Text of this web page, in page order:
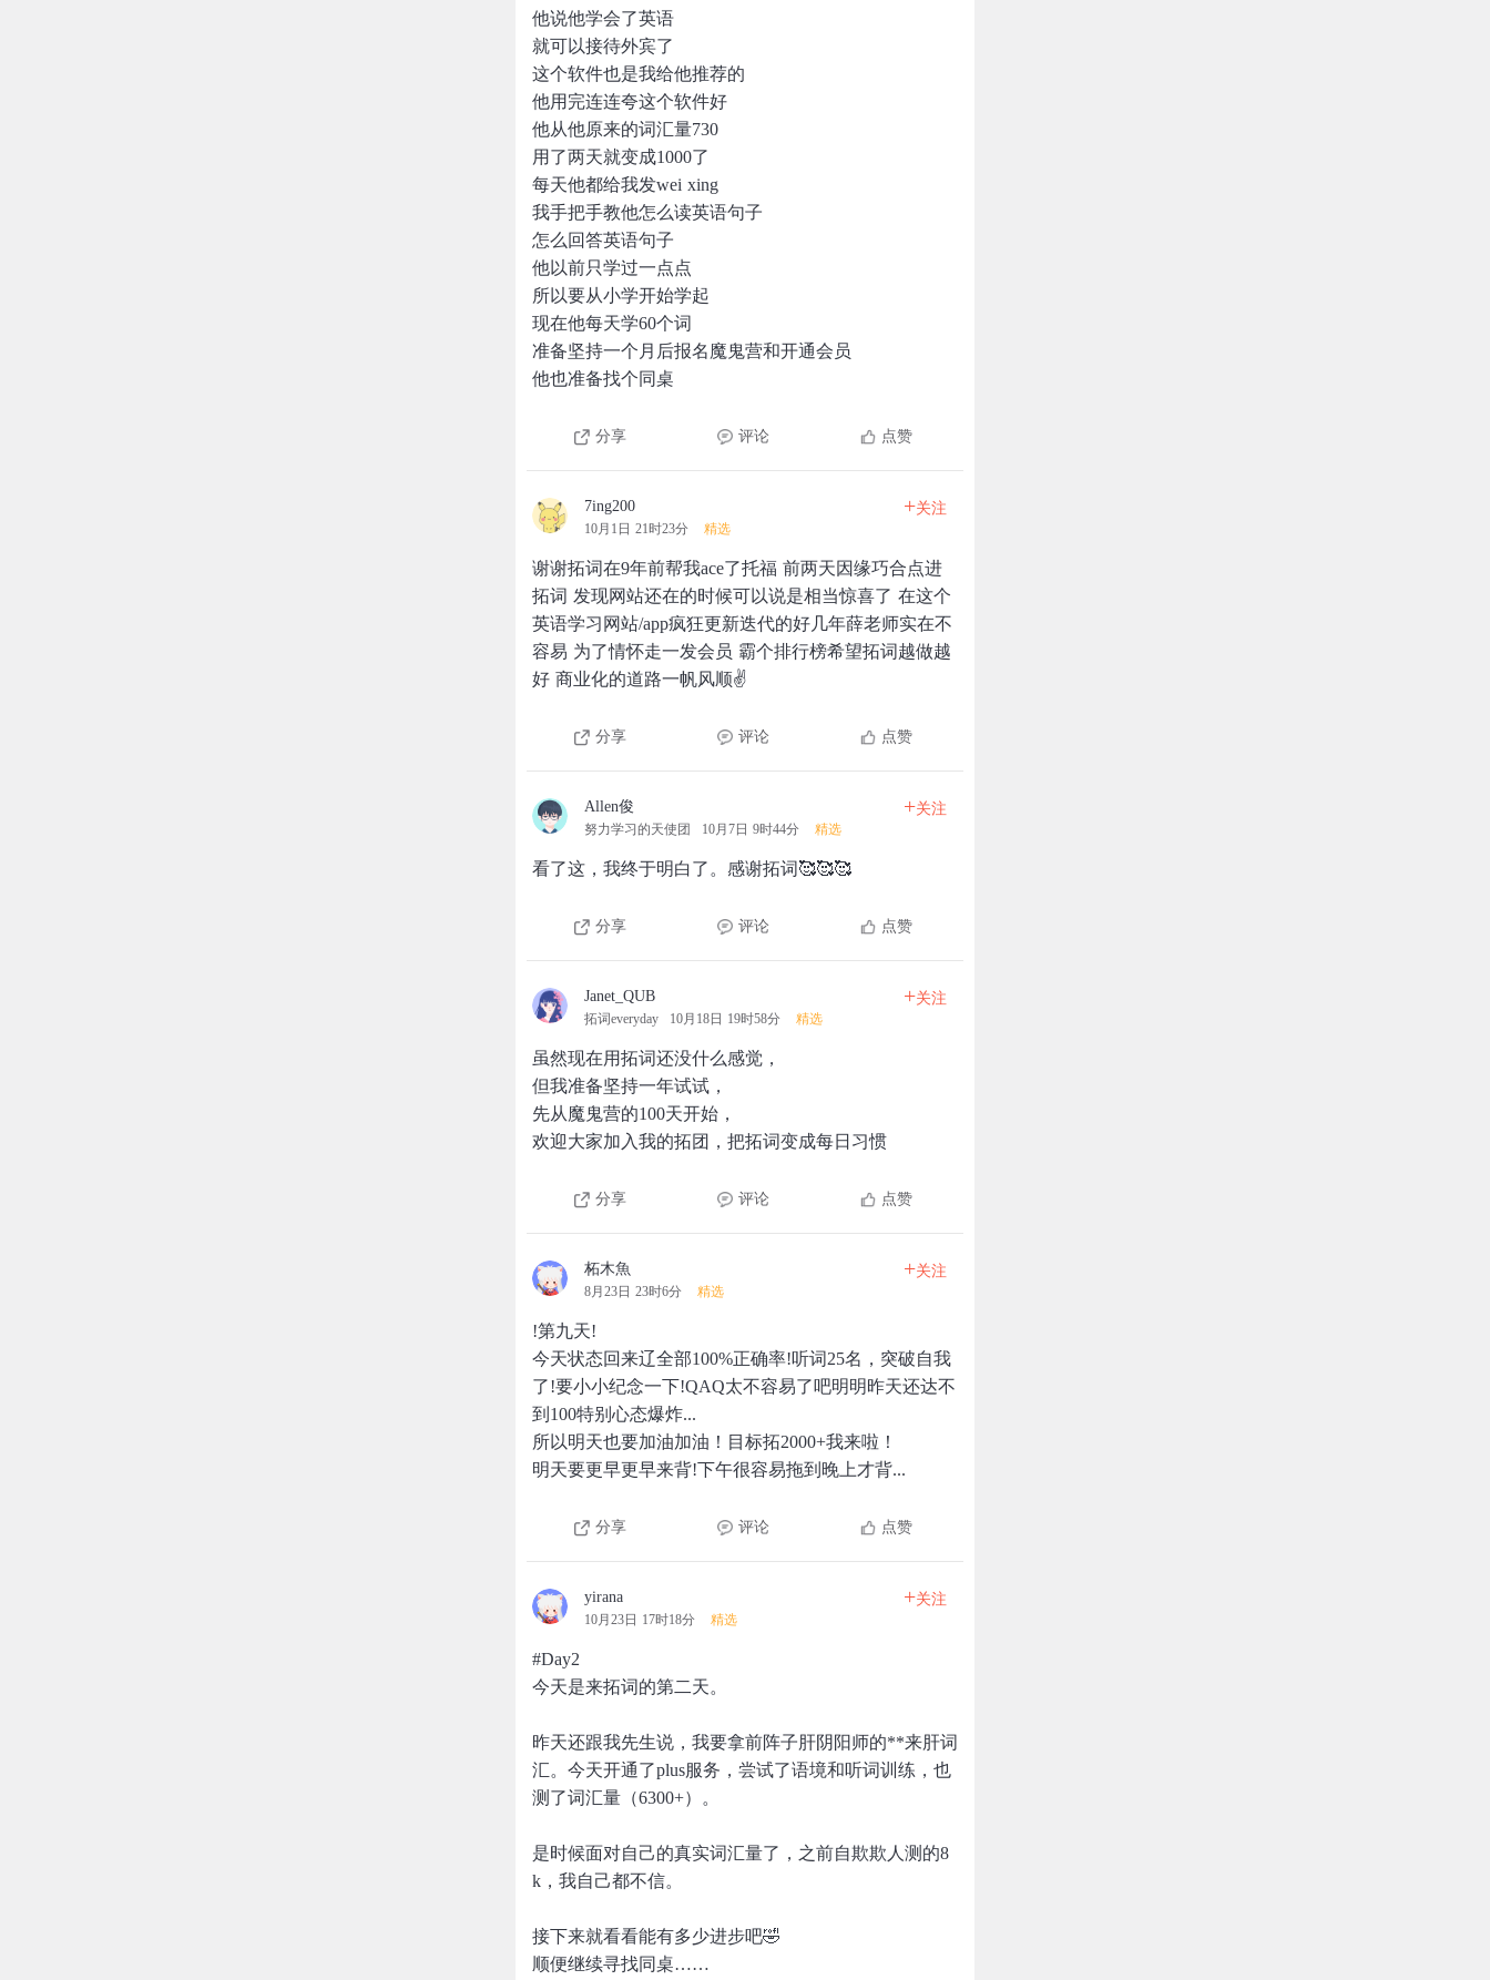
他说他学会了英语
就可以接待外宾了
这个软件也是我给他推荐的
他用完连连夸这个软件好
他从他原来的词汇量730
用了两天就变成1000了
每天他都给我发wei xing
我手把手教他怎么读英语句子
怎么回答英语句子
他以前只学过一点点
所以要从小学开始学起
现在他每天学60个词
准备坚持一个月后报名魔鬼营和开通会员
他也准备找个同桌
分享 评论 点赞
7ing200
10月1日 21时23分 精选
+关注
谢谢拓词在9年前帮我ace了托福 前两天因缘巧合点进
拓词 发现网站还在的时候可以说是相当惊喜了 在这个
英语学习网站/app疯狂更新迭代的好几年薛老师实在不
容易 为了情怀走一发会员 霸个排行榜希望拓词越做越
好 商业化的道路一帆风顺✌️
分享 评论 点赞
Allen俊
努力学习的天使团 10月7日 9时44分 精选
+关注
看了这，我终于明白了。感谢拓词🥰🥰🥰
分享 评论 点赞
Janet_QUB
拓词everyday 10月18日 19时58分 精选
+关注
虽然现在用拓词还没什么感觉，
但我准备坚持一年试试，
先从魔鬼营的100天开始，
欢迎大家加入我的拓团，把拓词变成每日习惯
分享 评论 点赞
柘木魚
8月23日 23时6分 精选
+关注
!第九天!
今天状态回来辽全部100%正确率!听词25名，突破自我
了!要小小纪念一下!QAQ太不容易了吧明明昨天还达不
到100特别心态爆炸...
所以明天也要加油加油！目标拓2000+我来啦！
明天要更早更早来背!下午很容易拖到晚上才背...
分享 评论 点赞
yirana
10月23日 17时18分 精选
+关注
#Day2
今天是来拓词的第二天。
昨天还跟我先生说，我要拿前阵子肝阴阳师的**来肝词
汇。今天开通了plus服务，尝试了语境和听词训练，也
测了词汇量（6300+）。
是时候面对自己的真实词汇量了，之前自欺欺人测的8
k，我自己都不信。
接下来就看看能有多少进步吧🤣
顺便继续寻找同桌……